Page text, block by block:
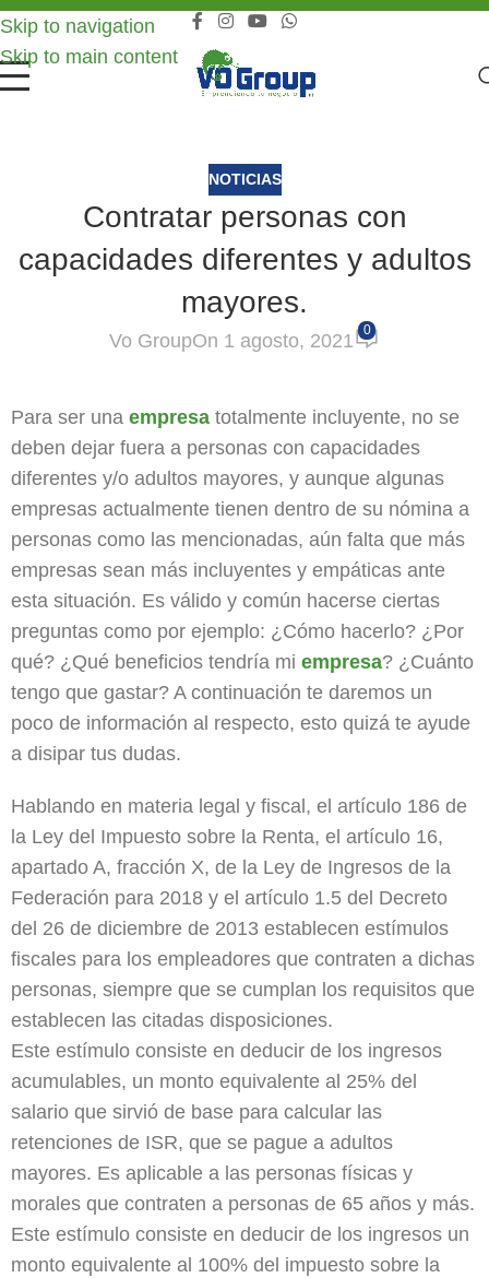
Skip to navigation
Skip to main content
NOTICIAS
Contratar personas con
capacidades diferentes y adultos
mayores.
Vo GroupOn 1 agosto, 2021 0
Para ser una empresa totalmente incluyente, no se
deben dejar fuera a personas con capacidades
diferentes y/o adultos mayores, y aunque algunas
empresas actualmente tienen dentro de su nómina a
personas como las mencionadas, aún falta que más
empresas sean más incluyentes y empáticas ante
esta situación. Es válido y común hacerse ciertas
preguntas como por ejemplo: ¿Cómo hacerlo? ¿Por
qué? ¿Qué beneficios tendría mi empresa? ¿Cuánto
tengo que gastar? A continuación te daremos un
poco de información al respecto, esto quizá te ayude
a disipar tus dudas.
Hablando en materia legal y fiscal, el artículo 186 de
la Ley del Impuesto sobre la Renta, el artículo 16,
apartado A, fracción X, de la Ley de Ingresos de la
Federación para 2018 y el artículo 1.5 del Decreto
del 26 de diciembre de 2013 establecen estímulos
fiscales para los empleadores que contraten a dichas
personas, siempre que se cumplan los requisitos que
establecen las citadas disposiciones.
Este estímulo consiste en deducir de los ingresos
acumulables, un monto equivalente al 25% del
salario que sirvió de base para calcular las
retenciones de ISR, que se pague a adultos
mayores. Es aplicable a las personas físicas y
morales que contraten a personas de 65 años y más.
Este estímulo consiste en deducir de los ingresos un
monto equivalente al 100% del impuesto sobre la